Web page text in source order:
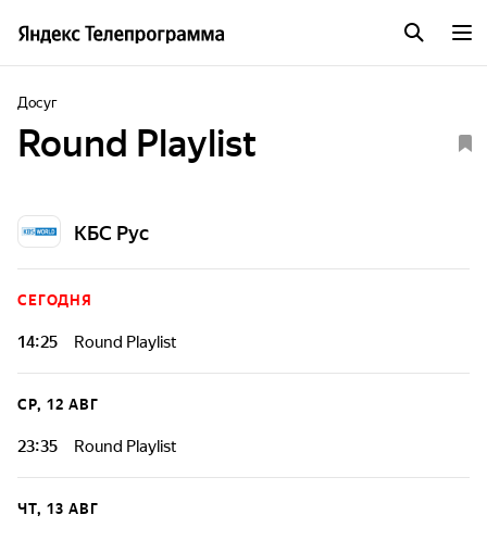
Досуг
Round Playlist
КБС Рус
СЕГОДНЯ
14:25 Round Playlist
СР, 12 АВГ
23:35 Round Playlist
ЧТ, 13 АВГ